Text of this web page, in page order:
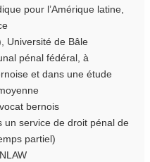
pour l’Amérique latine,
Université de Bâle
pénal fédéral, à
et dans une étude
bernois
un service de droit pénal de
partiel)